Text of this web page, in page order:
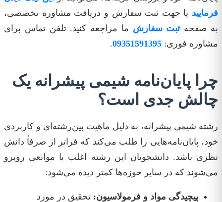
فرمایید یا جهت ثبت سفارش و دریافت مشاوره تخصصی،
به صفحهثبت سفارش ما مراجعه کنید. تلفن تماس برای
مشاوره فوری: 09351591395
.
چرا پایان‌نامه شیمی پیشرانه یک
چالش جدی است؟
رشته شیمی پیشرانه، به دلیل ماهیت بین‌رشته‌ای و کاربردی
خود، پایان‌نامه‌هایی را طلب می‌کند که فراتر از صرفاً دانش
نظری باشد. دانشجویان این رشته اغلب با موانعی روبرو
می‌شوند که در سایر حوزه‌ها کمتر دیده می‌شود:
پیچیدگی مواد و فرمولاسیون: تحقیق در مورد